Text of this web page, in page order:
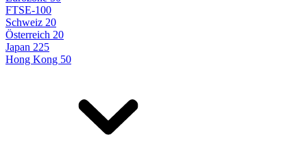
FTSE-100
Schweiz 20
Österreich 20
Japan 225
Hong Kong 50